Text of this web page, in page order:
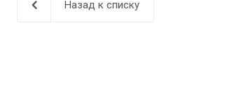
Назад к списку